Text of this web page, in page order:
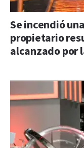
Se incendió
propietario
alcanzado por